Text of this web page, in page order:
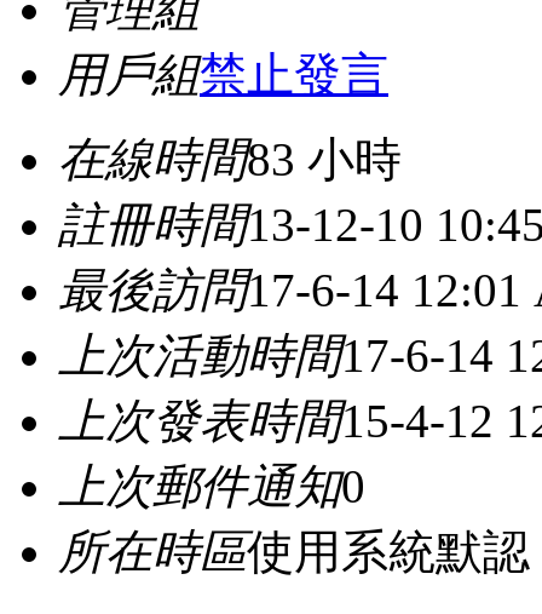
用戶組禁止發言
在線時間83 小時
註冊時間13-12-10
最後訪問17-6-14 12:01
上次活動時間17-6-14
上次發表時間15-4-12
上次郵件通知0
所在時區使用系統默認